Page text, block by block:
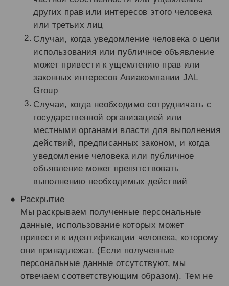
других прав или интересов этого человека
или третьих лиц
Случаи, когда уведомление человека о цели
использования или публичное объявление
может привести к ущемлению прав или
законных интересов Авиакомпании JAL
Group
Случаи, когда необходимо сотрудничать с
государственной организацией или
местными органами власти для выполнения
действий, предписанных законом, и когда
уведомление человека или публичное
объявление может препятствовать
выполнению необходимых действий
Раскрытие
Мы раскрываем полученные персональные
данные, использование которых может
привести к идентификации человека, которому
они принадлежат. (Если полученные
персональные данные отсутствуют, мы
отвечаем соответствующим образом). Тем не